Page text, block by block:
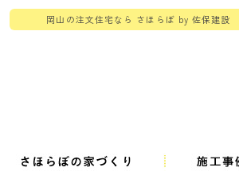
岡山の注文住宅なら さほらぼ by 佐保建設